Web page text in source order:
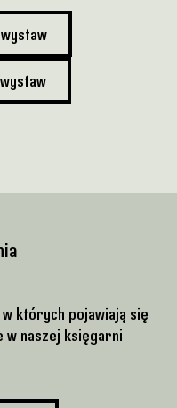
których pojawiają się
naszej księgarni